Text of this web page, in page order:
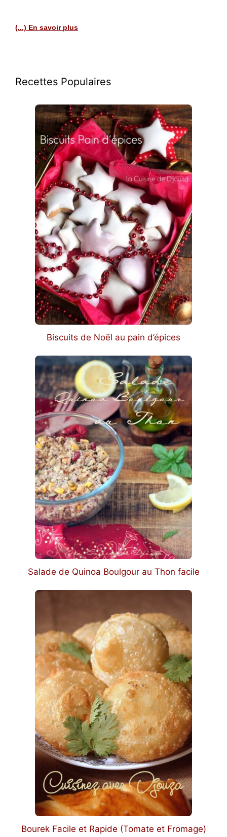
(...) En savoir plus
Recettes Populaires
Biscuits de Noël au pain d’épices
Salade de Quinoa Boulgour au Thon facile
Bourek Facile et Rapide (Tomate et Fromage)